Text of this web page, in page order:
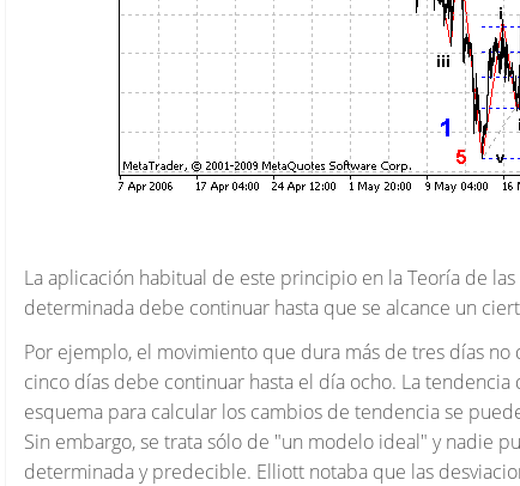
La aplicación habitual de este principio en la Teoría de
determinada debe continuar hasta que se alcance un
Por ejemplo, el movimiento que dura más de tres días
cinco días debe continuar hasta el día ocho. La
esquema para calcular los cambios de tendencia se
Sin embargo, se trata sólo de "un modelo ideal" y nadie
determinada y predecible. Elliott notaba que las